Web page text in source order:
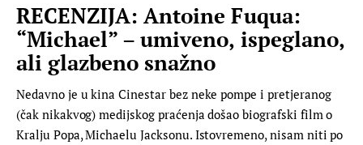
RECENZIJA: Antoine Fuqua:
“Michael” – umiveno, ispeglano,
ali glazbeno snažno
Nedavno je u kina Cinestar bez neke pompe i pretjeranog
(čak nikakvog) medijskog praćenja došao biografski film o
Kralju Popa, Michaelu Jacksonu. Istovremeno, nisam niti po